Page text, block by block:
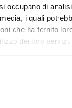
occupano di
i quali
che ha fornito
dei loro servizi.